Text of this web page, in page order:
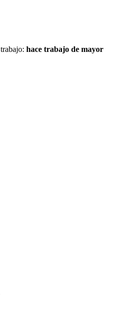
hace trabajo de mayor